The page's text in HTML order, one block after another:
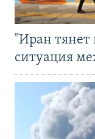
"Иран тянет
ситуация